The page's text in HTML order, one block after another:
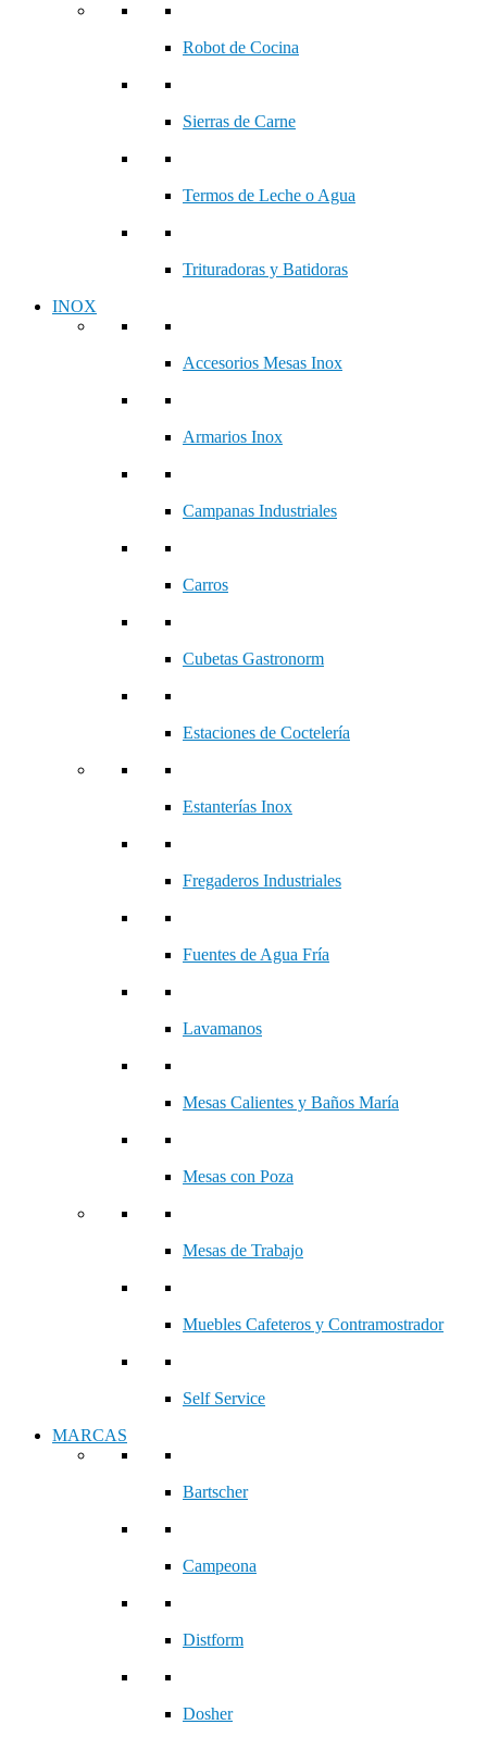
Robot de Cocina
Sierras de Carne
Termos de Leche o Agua
Trituradoras y Batidoras
INOX
Accesorios Mesas Inox
Armarios Inox
Campanas Industriales
Carros
Cubetas Gastronorm
Estaciones de Coctelería
Estanterías Inox
Fregaderos Industriales
Fuentes de Agua Fría
Lavamanos
Mesas Calientes y Baños María
Mesas con Poza
Mesas de Trabajo
Muebles Cafeteros y Contramostrador
Self Service
MARCAS
Bartscher
Campeona
Distform
Dosher